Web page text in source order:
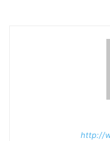
http://